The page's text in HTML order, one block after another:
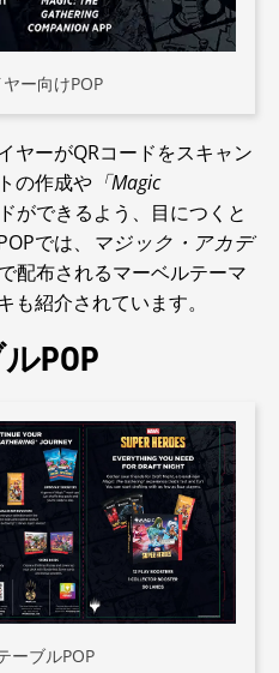
ー向けPOP
ヤーがQRコードをスキャン
の作成や 「Magic
ができるよう、目につくと
では、
マジック・アカデ
配布されるマーベルテーマ
紹介されています。
POP
ーブルPOP